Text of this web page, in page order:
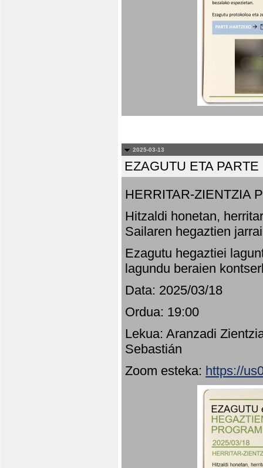
2025-03-13
EZAGUTU ETA
HERRITAR-ZIENTZIA
Hitzaldi honetan,
Sailaren hegaztien
Ezagutu hegaztiei
lagundu beraien
Data: 2025/03/18
Ordua: 19:00
Lekua: Aranzadi
Sebastián
Zoom esteka: https://